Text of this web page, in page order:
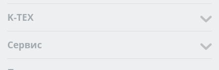
K-TEX
Сервис